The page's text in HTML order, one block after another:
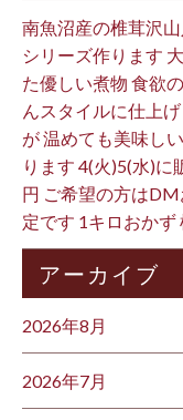
南魚沼産の椎茸沢
シリーズ作ります
た優しい煮物 食欲
んスタイルに仕上
が 温めても美味しい
ります 4(火)5(水)
円 ご希望の方は
定です 1キロおかず
アーカイブ
2026年8月
2026年7月